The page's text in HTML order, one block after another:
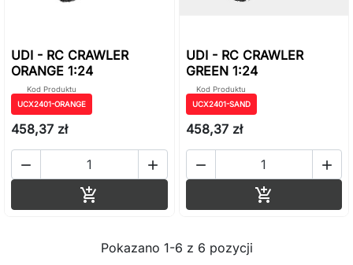
UDI - RC CRAWLER
ORANGE 1:24
Kod Produktu
UCX2401-ORANGE
458,37 zł
 

UDI - RC CRAWLER
GREEN 1:24
Kod Produktu
UCX2401-SAND
458,37 zł
 

Pokazano 1-6 z 6 pozycji